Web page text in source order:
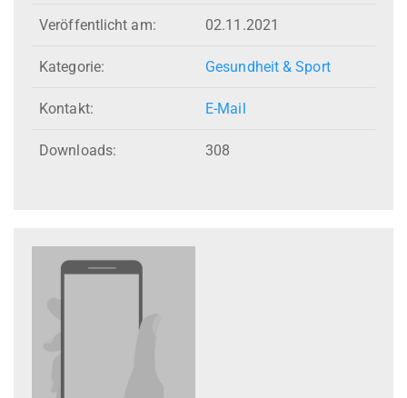
Veröffentlicht am: 02.11.2021
Kategorie: Gesundheit & Sport
Kontakt: E-Mail
Downloads: 308